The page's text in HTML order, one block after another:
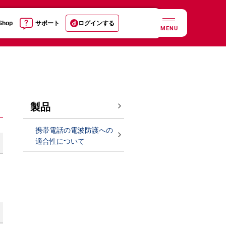
サポート ログインする
MENU
製品
携帯電話の電波防護への
適合性について